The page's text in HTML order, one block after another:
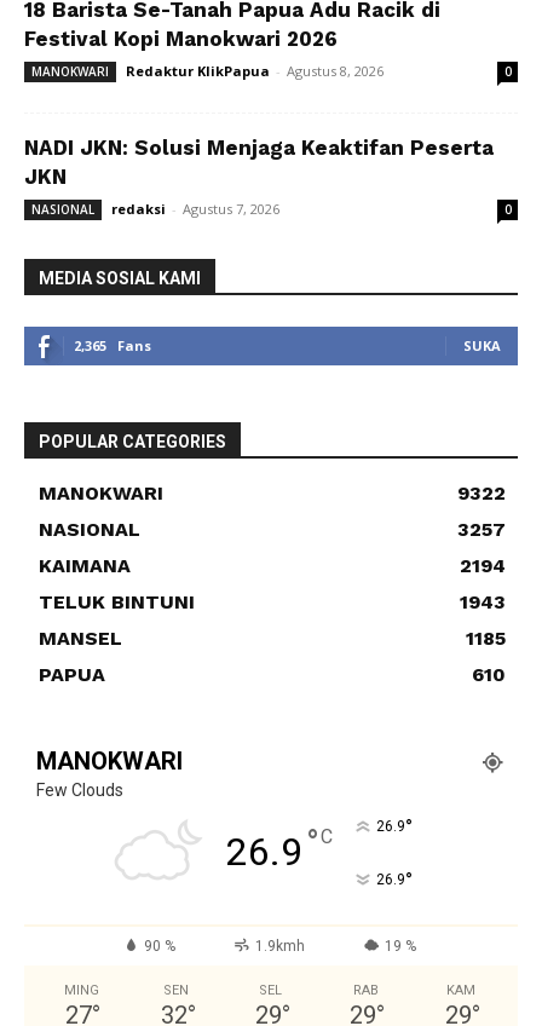
18 Barista Se-Tanah Papua Adu Racik di
Festival Kopi Manokwari 2026
MANOKWARI Redaktur KlikPapua - Agustus 8, 2026 0
NADI JKN: Solusi Menjaga Keaktifan Peserta
JKN
NASIONAL redaksi - Agustus 7, 2026 0
MEDIA SOSIAL KAMI
2,365 Fans SUKA
POPULAR CATEGORIES
MANOKWARI
9322
NASIONAL
3257
KAIMANA
2194
TELUK BINTUNI
1943
MANSEL
1185
PAPUA
610
MANOKWARI
Few Clouds
26.9 °C 26.9°
26.9°
90 % 1.9kmh 19 %
MING
27°
SEN
32°
SEL
29°
RAB
29°
KAM
29°